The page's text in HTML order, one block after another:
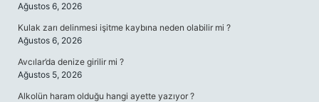
Ağustos 6, 2026
Kulak zarı delinmesi işitme kaybına neden olabilir mi ?
Ağustos 6, 2026
Avcılar’da denize girilir mi ?
Ağustos 5, 2026
Alkolün haram olduğu hangi ayette yazıyor ?